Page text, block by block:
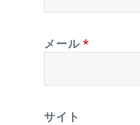
メール*
サイト